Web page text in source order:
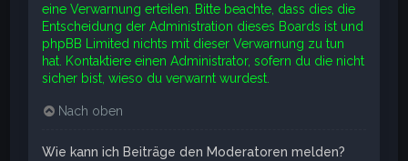
eine Verwarnung erteilen. Bitte beachte, dass dies die
Entscheidung der Administration dieses Boards ist und
phpBB Limited nichts mit dieser Verwarnung zu tun
hat. Kontaktiere einen Administrator, sofern du die nicht
sicher bist, wieso du verwarnt wurdest.
Nach oben
Wie kann ich Beiträge den Moderatoren melden?